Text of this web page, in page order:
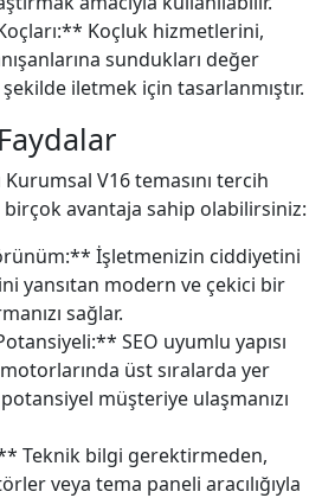
Koçluk hizmetlerini,
sundukları değer
iletmek için tasarlanmıştır.
V16 temasını tercih
avantaja sahip olabilirsiniz:
İşletmenizin ciddiyetini
yansıtan modern ve çekici bir
sağlar.
SEO uyumlu yapısı
üst sıralarda yer
müşteriye ulaşmanızı
Teknik bilgi gerektirmeden,
veya tema paneli aracılığıyla